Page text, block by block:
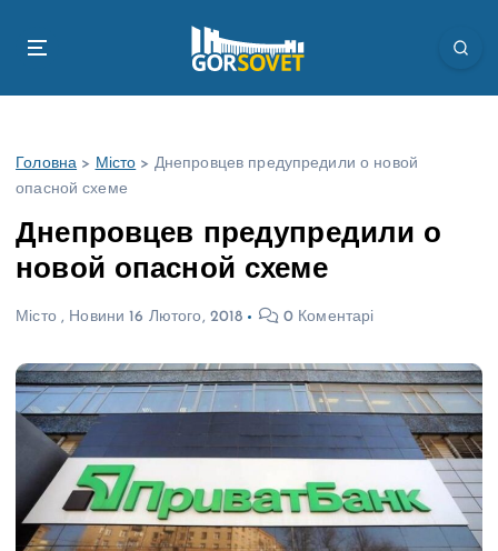
Головна > Місто > Днепровцев предупредили о новой
опасной схеме
Днепровцев предупредили о
новой опасной схеме
Місто, Новини 16 Лютого, 2018 0 Коментарі